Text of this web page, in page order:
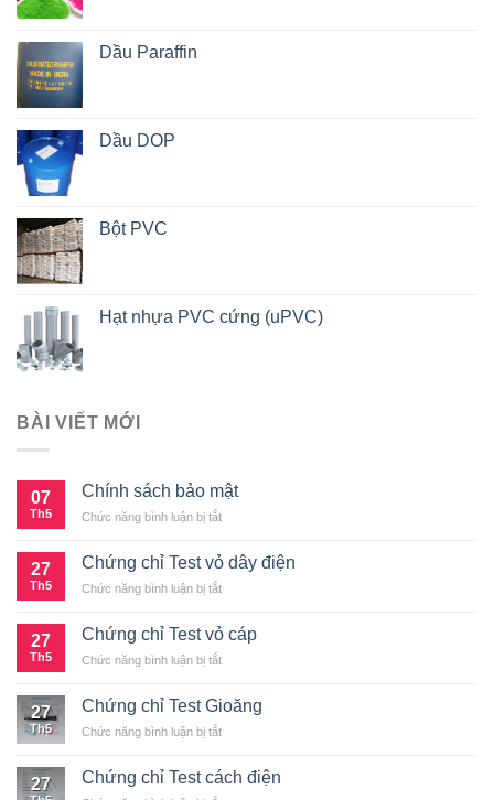
Dầu Paraffin
Dầu DOP
Bột PVC
Hạt nhựa PVC cứng (uPVC)
BÀI VIẾT MỚI
07
Th5
Chính sách bảo mật
Chức năng bình luận bị tắtở
sách
bảo
mật
27
Th5
Chứng chỉ Test vỏ dây điện
Chức năng bình luận bị tắtở
Test
vỏ
điện
27
Th5
Chứng chỉ Test vỏ cáp
Chức năng bình luận bị tắtở
chỉ
Test
vỏ
27
Th5
Chứng chỉ Test Gioăng
Chức năng bình luận bị tắtở
chỉ
Test
27 Chứng chỉ Test cách điện